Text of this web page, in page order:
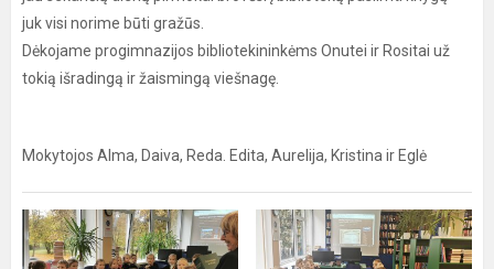
juk visi norime būti gražūs.
Dėkojame progimnazijos bibliotekininkėms Onutei ir Rositai už
tokią išradingą ir žaismingą viešnagę.
Mokytojos Alma, Daiva, Reda. Edita, Aurelija, Kristina ir Eglė